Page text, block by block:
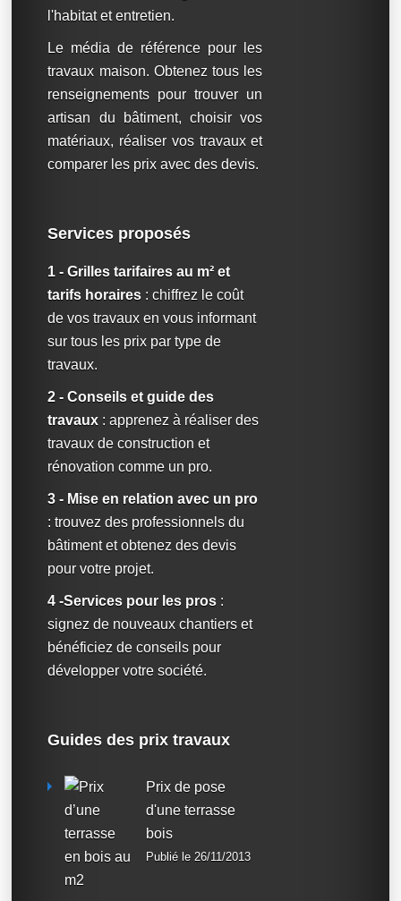
l'habitat et entretien.
Le média de référence pour les
travaux maison. Obtenez tous les
renseignements pour trouver un
artisan du bâtiment, choisir vos
matériaux, réaliser vos travaux et
comparer les prix avec des devis.
Services proposés
1 - Grilles tarifaires au m² et
tarifs horaires : chiffrez le coût
de vos travaux en vous informant
sur tous les prix par type de
travaux.
2 - Conseils et guide des
travaux : apprenez à réaliser des
travaux de construction et
rénovation comme un pro.
3 - Mise en relation avec un pro
: trouvez des professionnels du
bâtiment et obtenez des devis
pour votre projet.
4 -Services pour les pros :
signez de nouveaux chantiers et
bénéficiez de conseils pour
développer votre société.
Guides des prix travaux
Prix de pose
d'une terrasse
bois
Publié le 26/11/2013